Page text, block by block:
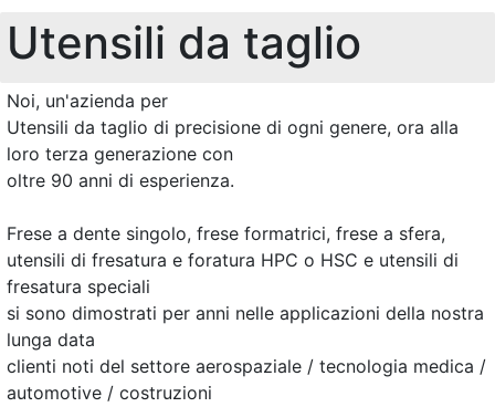
Utensili da taglio
Noi, un'azienda per
Utensili da taglio di precisione di ogni genere, ora alla
loro terza generazione con
oltre 90 anni di esperienza.
Frese a dente singolo, frese formatrici, frese a sfera,
utensili di fresatura e foratura HPC o HSC e utensili di
fresatura speciali
si sono dimostrati per anni nelle applicazioni della nostra
lunga data
clienti noti del settore aerospaziale / tecnologia medica /
automotive / costruzioni